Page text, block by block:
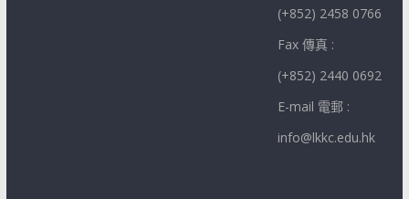
(+852) 2458 0766
Fax 傳真 :
(+852) 2440 0692
E-mail 電郵 :
info@lkkc.edu.hk